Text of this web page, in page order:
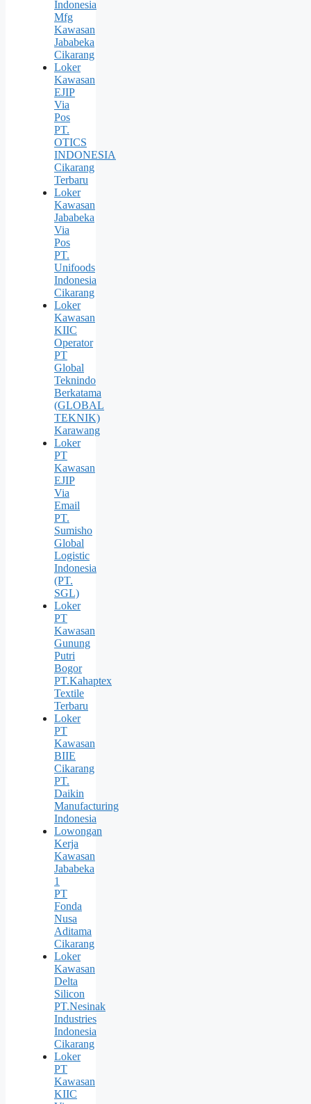
Indonesia
Mfg
Kawasan
Jababeka
Cikarang
Loker
Kawasan
EJIP
Via
Pos
PT.
OTICS
INDONESIA
Cikarang
Terbaru
Loker
Kawasan
Jababeka
Via
Pos
PT.
Unifoods
Indonesia
Cikarang
Loker
Kawasan
KIIC
Operator
PT
Global
Teknindo
Berkatama
(GLOBAL
TEKNIK)
Karawang
Loker
PT
Kawasan
EJIP
Via
Email
PT.
Sumisho
Global
Logistic
Indonesia
(PT.
SGL)
Loker
PT
Kawasan
Gunung
Putri
Bogor
PT.Kahaptex
Textile
Terbaru
Loker
PT
Kawasan
BIIE
Cikarang
PT.
Daikin
Manufacturing
Indonesia
Lowongan
Kerja
Kawasan
Jababeka
1
PT
Fonda
Nusa
Aditama
Cikarang
Loker
Kawasan
Delta
Silicon
PT.Nesinak
Industries
Indonesia
Cikarang
Loker
PT
Kawasan
KIIC